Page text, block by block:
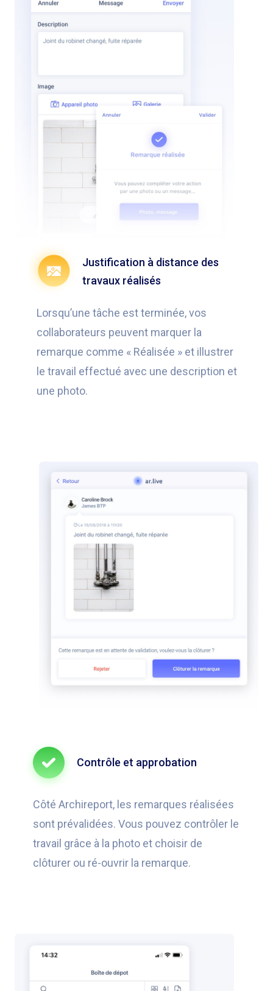
Justification à distance des
travaux réalisés
Lorsqu’une tâche est terminée, vos
collaborateurs peuvent marquer la
remarque comme « Réalisée » et illustrer
le travail effectué avec une description et
une photo.
Contrôle et approbation
Côté Archireport, les remarques réalisées
sont prévalidées. Vous pouvez contrôler le
travail grâce à la photo et choisir de
clôturer ou ré-ouvrir la remarque.